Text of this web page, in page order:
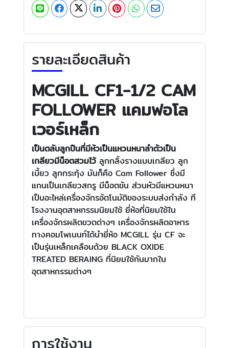
รายละเอียดสินค้า
MCGILL CF1-1/2 CAM
FOLLOWER แคมฟอโล
เวอร์เหล็ก
เป็นตลับลูกปืนที่มีหัวเป็นแหวนหนาลำตัวเป็น
เกลียวมีน็อตสวมไว้ลูกกลิ้งรางแบบเกลียว ลูก
เบี้ยว ลูกกระทุ้ง มันก็คือ Cam Follower ซึ่งมี
แกนเป็นเกลียวสกรู มีน็อตขัน ส่วนหัวมีแหวนหนา
เป็นอะไหล่เครื่องจักรอัตโนมัติของระบบส่งกำลัง ที
โรงงานอุตสาหกรรมนิยมใช้ ยี่ห้อที่นิยมใช้ใน
เครื่องจักรผลิตขวดต่างๆ เครื่องจักรผลิตอาหาร
ทางคอมโพเนนท์ได้นำยี่ห้อ MCGILL รุ่น CF จะ
เป็นรุ่นเหล็กเคลือบด้วย BLACK OXIDE
TREATED BERAING ที่นิยมใช้กันมากใน
อุตสาหกรรมต่างๆ
การใช้งาน